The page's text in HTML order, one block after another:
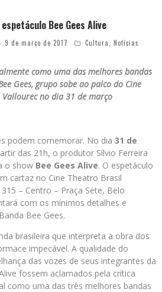
Bee Gees Alive
9 de março de 2017 Cultura Notícias
como uma das melhores bandas
Gees, grupo sobe ao palco do Cine
no dia 31 de março
podem comemorar. No dia 31 de
das 21h, o produtor Sílvio Ferreira
o show Bee Gees Alive. O espetáculo
cartaz no Cine Theatro Brasil
– Centro – Praça Sete, Belo
com os mínimos detalhes e
Bee Gees.
brasileira que interpreta a obra dos
impecável. A qualidade do
das vozes de seus integrantes da
fossem aclamados pela crítica
como uma das três melhores bandas